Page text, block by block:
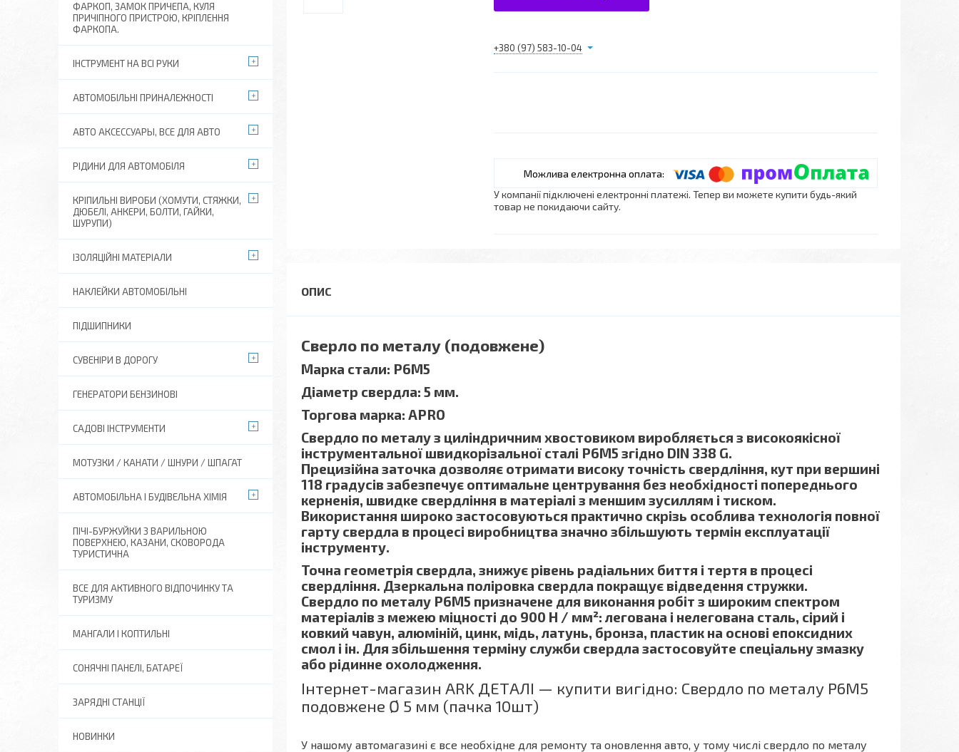
+380 (97) 583-10-04
У компанії підключені електронні платежі. Тепер ви можете купити будь-який
товар не покидаючи сайту.
Сверло по металу (подовжене)
Марка стали: Р6М5
Діаметр свердла: 5 мм.
Торгова марка: APRO
Свердло по металу з циліндричним хвостовиком виробляється з високоякісної
інструментальної швидкорізальної сталі Р6М5 згідно DIN 338 G.
Прецизійна заточка дозволяє отримати високу точність свердління, кут при вершині
118 градусів забезпечує оптимальне центрування без необхідності попереднього
керненія, швидке свердління в матеріалі з меншим зусиллям і тиском.
Використання широко застосовуються практично скрізь особлива технологія повної
гарту свердла в процесі виробництва значно збільшують термін експлуатації
інструменту.
Точна геометрія свердла, знижує рівень радіальних биття і тертя в процесі
свердління. Дзеркальна поліровка свердла покращує відведення стружки.
Свердло по металу Р6М5 призначене для виконання робіт з широким спектром
матеріалів з межею міцності до 900 Н / мм²: легована і нелегована сталь, сірий і
ковкий чавун, алюміній, цинк, мідь, латунь, бронза, пластик на основі епоксидних
смол і ін. Для збільшення терміну служби свердла застосовуйте спеціальну змазку
або рідинне охолодження.
Інтернет-магазин ARK ДЕТАЛІ — купити вигідно: Свердло по металу Р6М5
подовжене Ø 5 мм (пачка 10шт)
У нашому автомагазині є все необхідне для ремонту та оновлення авто, у тому числі свердло по металу
ФАРКОП, ЗАМОК ПРИЧЕПА, КУЛЯ
ПРИЧІПНОГО ПРИСТРОЮ, КРІПЛЕННЯ
ФАРКОПА.
ІНСТРУМЕНТ НА ВСІ РУКИ
АВТОМОБІЛЬНІ ПРИНАЛЕЖНОСТІ
АВТО АКСЕССУАРЫ, ВСЕ ДЛЯ АВТО
РІДИНИ ДЛЯ АВТОМОБІЛЯ
КРІПИЛЬНІ ВИРОБИ (ХОМУТИ, СТЯЖКИ,
ДЮБЕЛІ, АНКЕРИ, БОЛТИ, ГАЙКИ,
ШУРУПИ)
ІЗОЛЯЦІЙНІ МАТЕРІАЛИ
НАКЛЕЙКИ АВТОМОБІЛЬНІ
ПІДШИПНИКИ
СУВЕНІРИ В ДОРОГУ
ГЕНЕРАТОРИ БЕНЗИНОВІ
САДОВІ ІНСТРУМЕНТИ
МОТУЗКИ / КАНАТИ / ШНУРИ / ШПАГАТ
АВТОМОБІЛЬНА І БУДІВЕЛЬНА ХІМІЯ
ПІЧІ-БУРЖУЙКИ З ВАРИЛЬНОЮ
ПОВЕРХНЕЮ, КАЗАНИ, СКОВОРОДА
ТУРИСТИЧНА
ВСЕ ДЛЯ АКТИВНОГО ВІДПОЧИНКУ ТА
ТУРИЗМУ
МАНГАЛИ І КОПТИЛЬНІ
СОНЯЧНІ ПАНЕЛІ, БАТАРЕЇ
ЗАРЯДНІ СТАНЦІЇ
НОВИНКИ